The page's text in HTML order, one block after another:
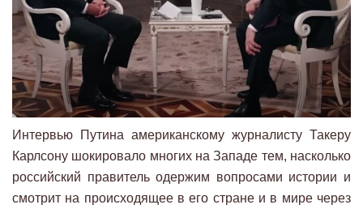
Интервью Путина американскому журналисту Такеру
Карлсону шокировало многих на Западе тем, насколько
российский правитель одержим вопросами истории и
смотрит на происходящее в его стране и в мире через